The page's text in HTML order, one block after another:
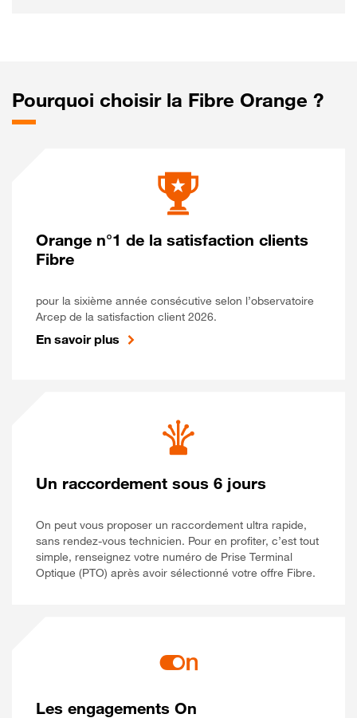
Pourquoi choisir la Fibre Orange ?
Orange n°1 de la satisfaction clients
Fibre
pour la sixième année consécutive selon l’observatoire
Arcep de la satisfaction client 2026.
En savoir plus
Un raccordement sous 6 jours
On peut vous proposer un raccordement ultra rapide,
sans rendez-vous technicien. Pour en profiter, c’est tout
simple, renseignez votre numéro de Prise Terminal
Optique (PTO) après avoir sélectionné votre offre Fibre.
Les engagements On